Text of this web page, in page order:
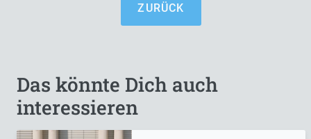
ZURÜCK
Das könnte Dich auch
interessieren